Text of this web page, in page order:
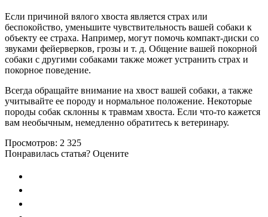
Если причиной вялого хвоста является страх или
беспокойство, уменьшите чувствительность вашей собаки к
объекту ее страха. Например, могут помочь компакт-диски со
звуками фейерверков, грозы и т. д. Общение вашей покорной
собаки с другими собаками также может устранить страх и
покорное поведение.
Всегда обращайте внимание на хвост вашей собаки, а также
учитывайте ее породу и нормальное положение. Некоторые
породы собак склонны к травмам хвоста. Если что-то кажется
вам необычным, немедленно обратитесь к ветеринару.
Просмотров: 2 325
Понравилась статья? Оцените